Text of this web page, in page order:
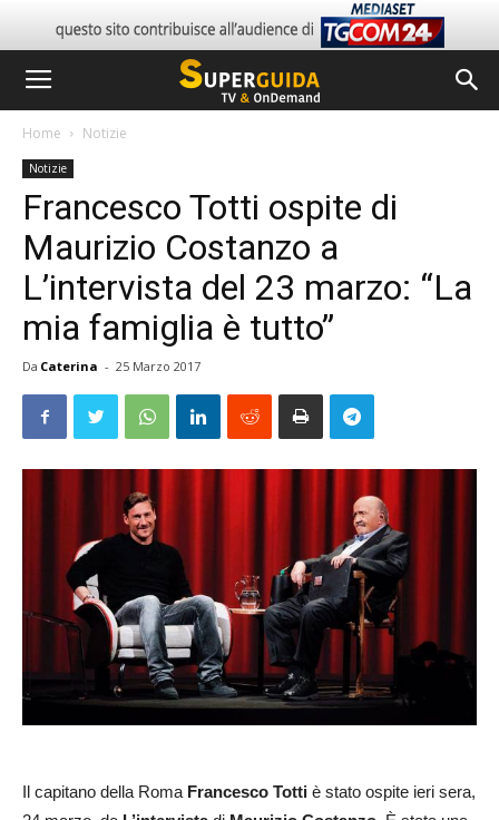
Home Notizie
Notizie
Francesco Totti ospite di
Maurizio Costanzo a
L’intervista del 23 marzo: “La
mia famiglia è tutto”
Da Caterina - 25 Marzo 2017
Il capitano della Roma Francesco Totti è stato ospite ieri sera,